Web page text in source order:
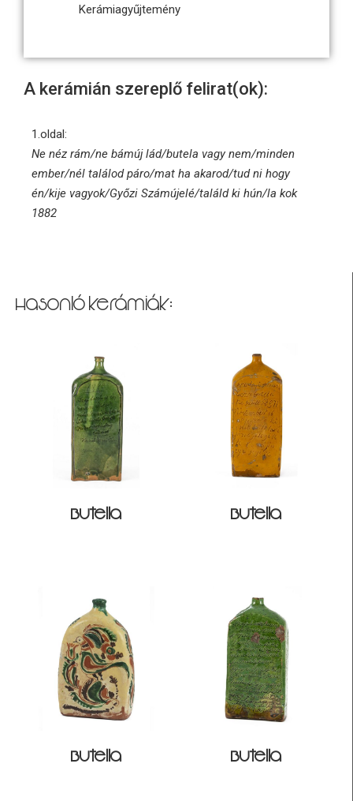
Hasonló kerámiák:
Butella Butella
Butella Butella
Kerámiagyűjtemény
A kerámián szereplő felirat(ok):
1.oldal:
Ne néz rám/ne bámúj lád/butela vagy nem/minden
ember/nél találod páro/mat ha akarod/tud ni hogy
én/kije vagyok/Győzi Számújelé/találd ki hún/la kok
1882